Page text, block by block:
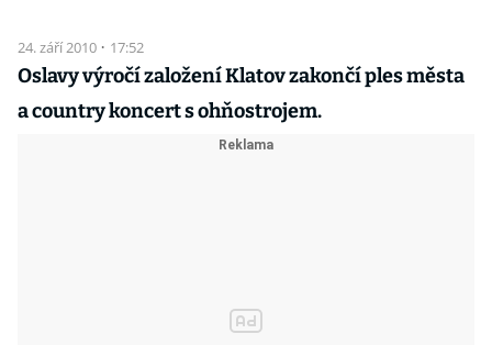
24. září 2010 · 17:52
Oslavy výročí založení Klatov zakončí ples města
a country koncert s ohňostrojem.